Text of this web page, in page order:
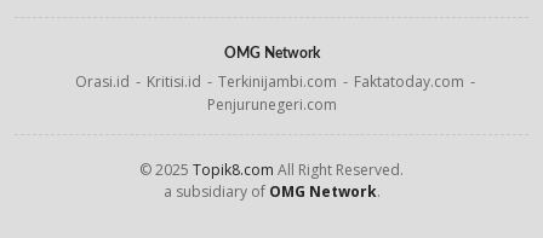
OMG Network
Orasi.id Kritisi.id Terkinijambi.com
Faktatoday.com
Penjurunegeri.com
© 2025 Topik8.com All Right Reserved.
a subsidiary of OMG Network.